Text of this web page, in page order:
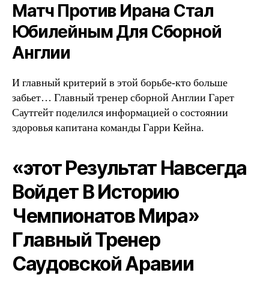
Матч Против Ирана Стал
Юбилейным Для Сборной
Англии
И главный критерий в этой борьбе-кто больше
забьет… Главный тренер сборной Англии Гарет
Саутгейт поделился информацией о состоянии
здоровья капитана команды Гарри Кейна.
«этот Результат Навсегда
Войдет В Историю
Чемпионатов Мира»
Главный Тренер
Саудовской Аравии